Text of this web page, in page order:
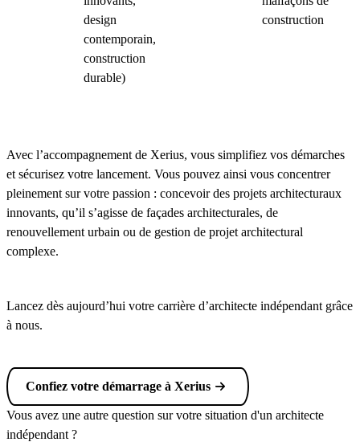
design
contemporain,
construction
durable)
construction
Avec l’accompagnement de Xerius, vous simplifiez vos démarches
et sécurisez votre lancement. Vous pouvez ainsi vous concentrer
pleinement sur votre passion : concevoir des projets architecturaux
innovants, qu’il s’agisse de façades architecturales, de
renouvellement urbain ou de gestion de projet architectural
complexe.
Lancez dès aujourd’hui votre carrière d’architecte indépendant grâce
à nous.
Confiez votre démarrage à Xerius
Vous avez une autre question sur votre situation d'un architecte
indépendant ?